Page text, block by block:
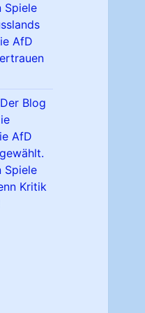
Spiele
AfD
Blog
AfD
Spiele
Kritik